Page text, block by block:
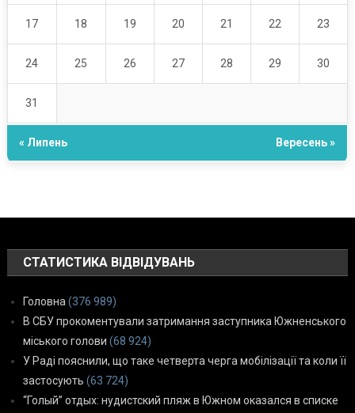
17 18 19 20 21 22 23
24 25 26 27 28 29 30
31
« Липень Вересень »
СТАТИСТИКА ВІДВІДУВАНЬ
Головна(376 989)
В СБУ прокоментували затримання заступника Южненського
міського голови (68 924)
У Раді пояснили, що таке четверта черга мобілізації та коли її
застосують (63 724)
“Голый” отдых: нудистский пляж в Южном оказался в списке